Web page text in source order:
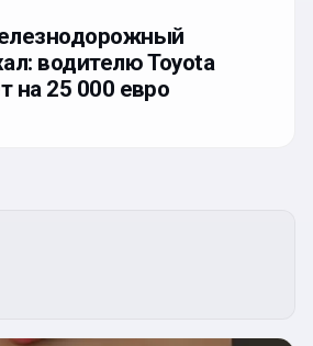
водителю Toyota
на 25 000 евро